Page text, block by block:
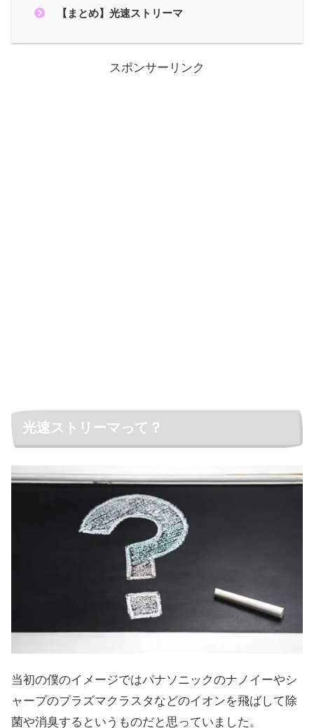
【まとめ】光速ストリーマ
スポンサーリンク
光速ストリーマって？
当初の僕のイメージではパナソニックのナノイーやシ
ャープのプラズマクラスタなどのイオンを飛ばして除
菌や消臭するというものだと思っていました。